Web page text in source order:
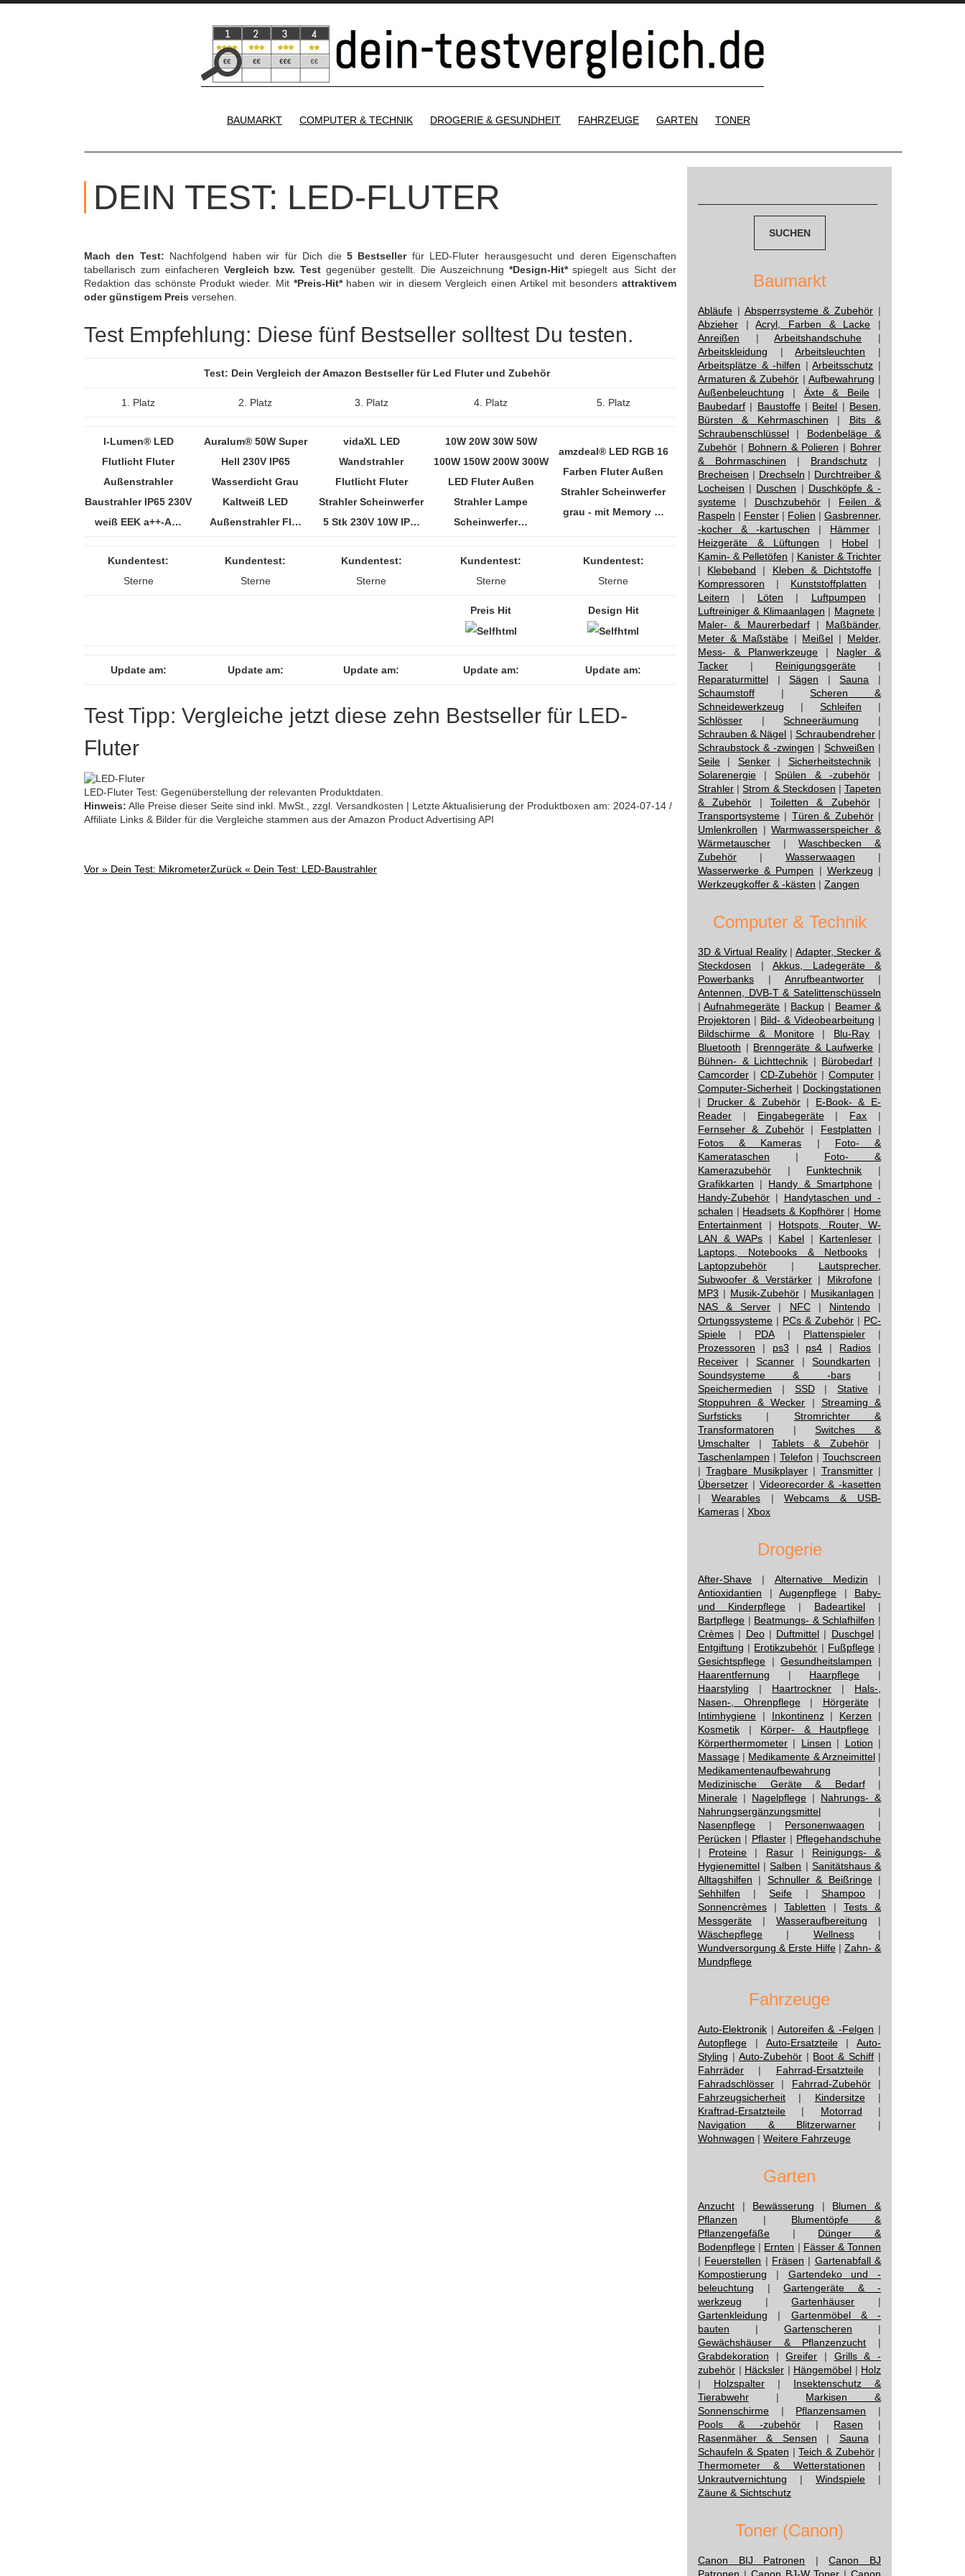
BAUMARKT
COMPUTER & TECHNIK DROGERIE & GESUNDHEIT FAHRZEUGE GARTEN TONER
DEIN TEST: LED-FLUTER
Mach den Test: Nachfolgend haben wir für Dich die 5 Bestsellerfür LED-Fluter herausgesucht und deren Eigenschaften
tabellarisch zum einfacheren Vergleich bzw. Test gegenüber gestellt. Die Auszeichnung *Design-Hit*spiegelt aus Sicht der
Redaktion das schönste Produkt wieder. Mit *Preis-Hit*haben wir in diesem Vergleich einen Artikel mit besonders attraktivem
oder günstigem Preis versehen.
Test Empfehlung: Diese fünf Bestseller solltest Du testen.
Test: Dein Vergleich der Amazon Bestseller für Led Fluter und Zubehör
1. Platz 2. Platz 3. Platz 4. Platz 5. Platz
I-Lumen® LED
Flutlicht Fluter
Außenstrahler
Baustrahler IP65 230V
weiß EEK a++-A…
Auralum® 50W Super
Hell 230V IP65
Wasserdicht Grau
Kaltweiß LED
Außenstrahler Fl…
vidaXL LED
Wandstrahler
Flutlicht Fluter
Strahler Scheinwerfer
5 Stk 230V 10W IP…
10W 20W 30W 50W
100W 150W 200W 300W
LED Fluter Außen
Strahler Lampe
Scheinwerfer…
amzdeal® LED RGB 16
Farben Fluter Außen
Strahler Scheinwerfer
grau - mit Memory …
Kundentest:
Sterne
Kundentest:
Sterne
Kundentest:
Sterne
Kundentest:
Sterne
Kundentest:
Sterne
Preis Hit Design Hit
Update am: Update am: Update am: Update am: Update am:
Test Tipp: Vergleiche jetzt diese zehn Bestseller für LED-
Fluter
LED-Fluter Test: Gegenüberstellung der relevanten Produktdaten.
Hinweis: Alle Preise dieser Seite sind inkl. MwSt., zzgl. Versandkosten | Letzte Aktualisierung der Produktboxen am: 2024-07-14 /
Affiliate Links & Bilder für die Vergleiche stammen aus der Amazon Product Advertising API
Post
Vor » Dein Test: MikrometerZurück « Dein Test: LED-Baustrahler
Baumarkt
Abläufe | Absperrsysteme & Zubehör |
Abzieher |Acryl, Farben & Lacke |
Anreißen |Arbeitshandschuhe |
Arbeitskleidung |Arbeitsleuchten |
Arbeitsplätze & -hilfen |Arbeitsschutz |
Armaturen & Zubehör | Aufbewahrung |
Außenbeleuchtung | Äxte & Beile |
Baubedarf | Baustoffe| Beitel | Besen,
Bürsten & Kehrmaschinen | Bits &
Schraubenschlüssel | Bodenbeläge &
Zubehör | Bohnern & Polieren | Bohrer
& Bohrmaschinen | Brandschutz |
Brecheisen | Drechseln | Durchtreiber &
Locheisen | Duschen | Duschköpfe & -
systeme | Duschzubehör| Feilen &
Raspeln | Fenster | Folien | Gasbrenner,
-kocher & -kartuschen | Hämmer |
Heizgeräte & Lüftungen | Hobel |
Kamin- & Pelletöfen | Kanister & Trichter
| Klebeband | Kleben & Dichtstoffe|
Kompressoren | Kunststoffplatten |
Leitern | Löten | Luftpumpen |
Luftreiniger & Klimaanlagen | Magnete |
Maler- & Maurerbedarf| Maßbänder,
Meter & Maßstäbe| Meißel | Melder,
Mess- & Planwerkzeuge | Nagler &
Tacker | Reinigungsgeräte |
Reparaturmittel |Sägen |Sauna |
Schaumstoff |Scheren &
Schneidewerkzeug | Schleifen |
Schlösser |Schneeräumung |
Schrauben & Nägel | Schraubendreher|
Schraubstock & -zwingen | Schweißen |
Seile | Senker| Sicherheitstechnik|
Solarenergie |Spülen & -zubehör|
Strahler |Strom & Steckdosen |Tapeten
& Zubehör |Toiletten & Zubehör|
Transportsysteme | Türen & Zubehör|
Umlenkrollen |Warmwasserspeicher &
Wärmetauscher |Waschbecken &
Zubehör | Wasserwaagen |
Wasserwerke & Pumpen | Werkzeug |
Werkzeugkoffer & -kästen | Zangen
Computer & Technik
3D & Virtual Reality| Adapter, Stecker &
Steckdosen | Akkus, Ladegeräte &
Powerbanks | Anrufbeantworter |
Antennen, DVB-T & Satelittenschüsseln
|Aufnahmegeräte | Backup | Beamer &
Projektoren | Bild- & Videobearbeitung |
Bildschirme & Monitore| Blu-Ray |
Bluetooth | Brenngeräte & Laufwerke |
Bühnen- & Lichttechnik | Bürobedarf |
Camcorder | CD-Zubehör | Computer |
Computer-Sicherheit | Dockingstationen
| Drucker & Zubehör| E-Book- & E-
Reader | Eingabegeräte| Fax |
Fernseher & Zubehör| Festplatten |
Fotos & Kameras | Foto- &
Kamerataschen | Foto- &
Kamerazubehör | Funktechnik |
Grafikkarten | Handy & Smartphone|
Handy-Zubehör | Handytaschen und -
schalen | Headsets & Kopfhörer| Home
Entertainment | Hotspots, Router, W-
LAN & WAPs | Kabel| Kartenleser |
Laptops, Notebooks & Netbooks |
Laptopzubehör | Lautsprecher,
Subwoofer & Verstärker| Mikrofone|
MP3 | Musik-Zubehör | Musikanlagen |
NAS & Server | NFC| Nintendo|
Ortungssysteme | PCs & Zubehör | PC-
Spiele | PDA| Plattenspieler|
Prozessoren | ps3 | ps4 | Radios |
Receiver |Scanner |Soundkarten |
Soundsysteme & -bars|
Speichermedien | SSD|Stative |
Stoppuhren & Wecker | Streaming &
Surfsticks | Stromrichter &
Transformatoren |Switches &
Umschalter | Tablets & Zubehör|
Taschenlampen | Telefon | Touchscreen
|Tragbare Musikplayer| Transmitter|
Übersetzer | Videorecorder & -kasetten
| Wearables|Webcams & USB-
Kameras | Xbox
Drogerie
After-Shave | Alternative Medizin |
Antioxidantien | Augenpflege | Baby-
und Kinderpflege | Badeartikel |
Bartpflege | Beatmungs- & Schlafhilfen |
Crèmes | Deo| Duftmittel | Duschgel|
Entgiftung | Erotikzubehör | Fußpflege|
Gesichtspflege |Gesundheitslampen |
Haarentfernung | Haarpflege |
Haarstyling | Haartrockner | Hals-,
Nasen-, Ohrenpflege| Hörgeräte|
Intimhygiene | Inkontinenz| Kerzen |
Kosmetik | Körper- & Hautpflege |
Körperthermometer | Linsen | Lotion |
Massage | Medikamente & Arzneimittel|
Medikamentenaufbewahrung |
Medizinische Geräte & Bedarf|
Minerale | Nagelpflege | Nahrungs- &
Nahrungsergänzungsmittel |
Nasenpflege | Personenwaagen |
Perücken | Pflaster| Pflegehandschuhe
| Proteine | Rasur| Reinigungs- &
Hygienemittel |Salben | Sanitätshaus &
Alltagshilfen | Schnuller & Beißringe|
Sehhilfen |Seife | Shampoo|
Sonnencrèmes |Tabletten | Tests &
Messgeräte | Wasseraufbereitung |
Wäschepflege | Wellness|
Wundversorgung & Erste Hilfe| Zahn- &
Mundpflege
Fahrzeuge
Auto-Elektronik | Autoreifen & -Felgen |
Autopflege | Auto-Ersatzteile| Auto-
Styling | Auto-Zubehör| Boot & Schiff |
Fahrräder | Fahrrad-Ersatzteile|
Fahradschlösser | Fahrrad-Zubehör|
Fahrzeugsicherheit | Kindersitze|
Kraftrad-Ersatzteile | Motorrad |
Navigation & Blitzerwarner |
Wohnwagen | Weitere Fahrzeuge
Garten
Anzucht | Bewässerung | Blumen &
Pflanzen | Blumentöpfe &
Pflanzengefäße | Dünger &
Bodenpflege | Ernten | Fässer & Tonnen
| Feuerstellen | Fräsen | Gartenabfall &
Kompostierung | Gartendeko und -
beleuchtung | Gartengeräte & -
werkzeug |Gartenhäuser |
Gartenkleidung | Gartenmöbel & -
bauten | Gartenscheren |
Gewächshäuser & Pflanzenzucht |
Grabdekoration |Greifer | Grills & -
zubehör | Häcksler | Hängemöbel | Holz
| Holzspalter | Insektenschutz &
Tierabwehr | Markisen &
Sonnenschirme | Pflanzensamen |
Pools & -zubehör | Rasen |
Rasenmäher & Sensen | Sauna |
Schaufeln & Spaten |Teich & Zubehör |
Thermometer & Wetterstationen |
Unkrautvernichtung | Windspiele |
Zäune & Sichtschutz
Toner (Canon)
Canon BIJ Patronen |Canon BJ